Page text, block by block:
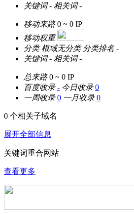
关键词 - 相关词 -
移动来路 0 ~ 0 IP
移动权重
分类 根域无分类 分类排名 -
关键词 - 相关词 -
总来路 0 ~ 0 IP
百度收录 - 今日收录 0
一周收录 0 一月收录 0
0 个相关子域名
展开全部信息
关键词重合网站
查看更多